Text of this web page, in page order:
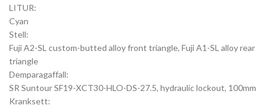
LITUR:
Cyan
Stell:
Fuji A2-SL custom-butted alloy front triangle, Fuji A1-SL alloy rear
triangle
Demparagaffall:
SR Suntour SF19-XCT30-HLO-DS-27.5, hydraulic lockout, 100mm
Kranksett: